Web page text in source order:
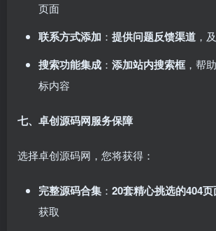
页面
联系方式添加 ： 提供问题反馈渠道 ，
搜索功能集成 ： 添加站内搜索框，帮
标内容
七、卓创源码网服务保障
选择卓创源码网，您将获得：
完整源码合集 ： 20套精心挑选的404
获取